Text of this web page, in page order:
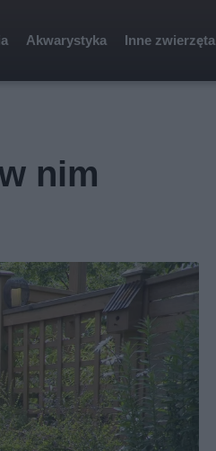
Akwarystyka Inne zwierzęta
nim